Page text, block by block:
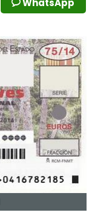
WhatsApp